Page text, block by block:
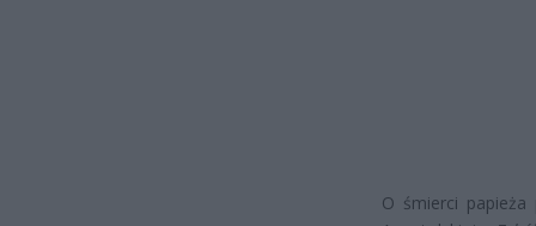
O śmierci